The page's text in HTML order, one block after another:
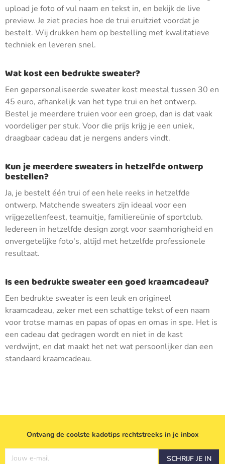
upload je foto of vul naam en tekst in, en bekijk de live
preview. Je ziet precies hoe de trui eruitziet voordat je
bestelt. Wij drukken hem op bestelling met kwalitatieve
techniek en leveren snel.
Wat kost een bedrukte sweater?
Een gepersonaliseerde sweater kost meestal tussen 30 en
45 euro, afhankelijk van het type trui en het ontwerp.
Bestel je meerdere truien voor een groep, dan is dat vaak
voordeliger per stuk. Voor die prijs krijg je een uniek,
draagbaar cadeau dat je nergens anders vindt.
Kun je meerdere sweaters in hetzelfde ontwerp
bestellen?
Ja, je bestelt één trui of een hele reeks in hetzelfde
ontwerp. Matchende sweaters zijn ideaal voor een
vrijgezellenfeest, teamuitje, familiereünie of sportclub.
Iedereen in hetzelfde design zorgt voor saamhorigheid en
onvergetelijke foto's, altijd met hetzelfde professionele
resultaat.
Is een bedrukte sweater een goed kraamcadeau?
Een bedrukte sweater is een leuk en origineel
kraamcadeau, zeker met een schattige tekst of een naam
voor trotse mamas en papas of opas en omas in spe. Het is
een cadeau dat gedragen wordt en niet in de kast
verdwijnt, en dat maakt het net wat persoonlijker dan een
standaard kraamcadeau.
Ontvang de coolste kadotips rechtstreeks in je inbox
Jouw e-mail SCHRIJF JE IN